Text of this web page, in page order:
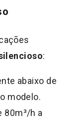
:
abaixo de
modelo.
80m³/h a